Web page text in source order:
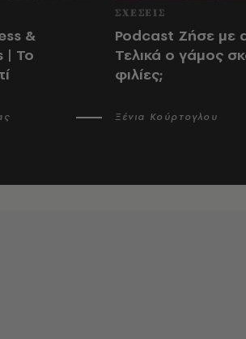
&
| Το
ΣΧΕΣΕΙΣ
Podcast Ζήσε με
Τελικά ο γάμος
φιλίες;
Ξένια Κούρτογλου